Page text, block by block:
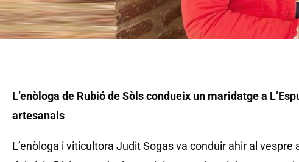
L’enòloga de Rubió de Sòls condueix un maridatge a
artesanals
L’enòloga i viticultora Judit Sogas va conduir ahir al vespre